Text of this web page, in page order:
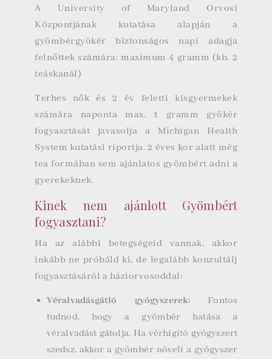
A University of Maryland Orvosi
Központjának kutatása alapján a
gyömbérgyökér biztonságos napi adagja
felnőttek számára: maximum 4 gramm (kb. 2
teáskanál)
Terhes nők és 2 év feletti kisgyermekek
számára naponta max. 1 gramm gyökér
fogyasztását javasolja a Michigan Health
System kutatási riportja. 2 éves kor alatt még
tea formában sem ajánlatos gyömbért adni a
gyerekeknek.
Kinek nem ajánlott Gyömbért
fogyasztani?
Ha az alábbi betegségeid vannak, akkor
inkább ne próbáld ki, de legalább konzultálj
fogyasztásáról a háziorvosoddal:
Véralvadásgátló gyógyszerek: Fontos
tudnod, hogy a gyömbér hatása a
véralvadást gátolja. Ha vérhígító gyógyszert
szedsz, akkor a gyömbér növeli a gyógyszer